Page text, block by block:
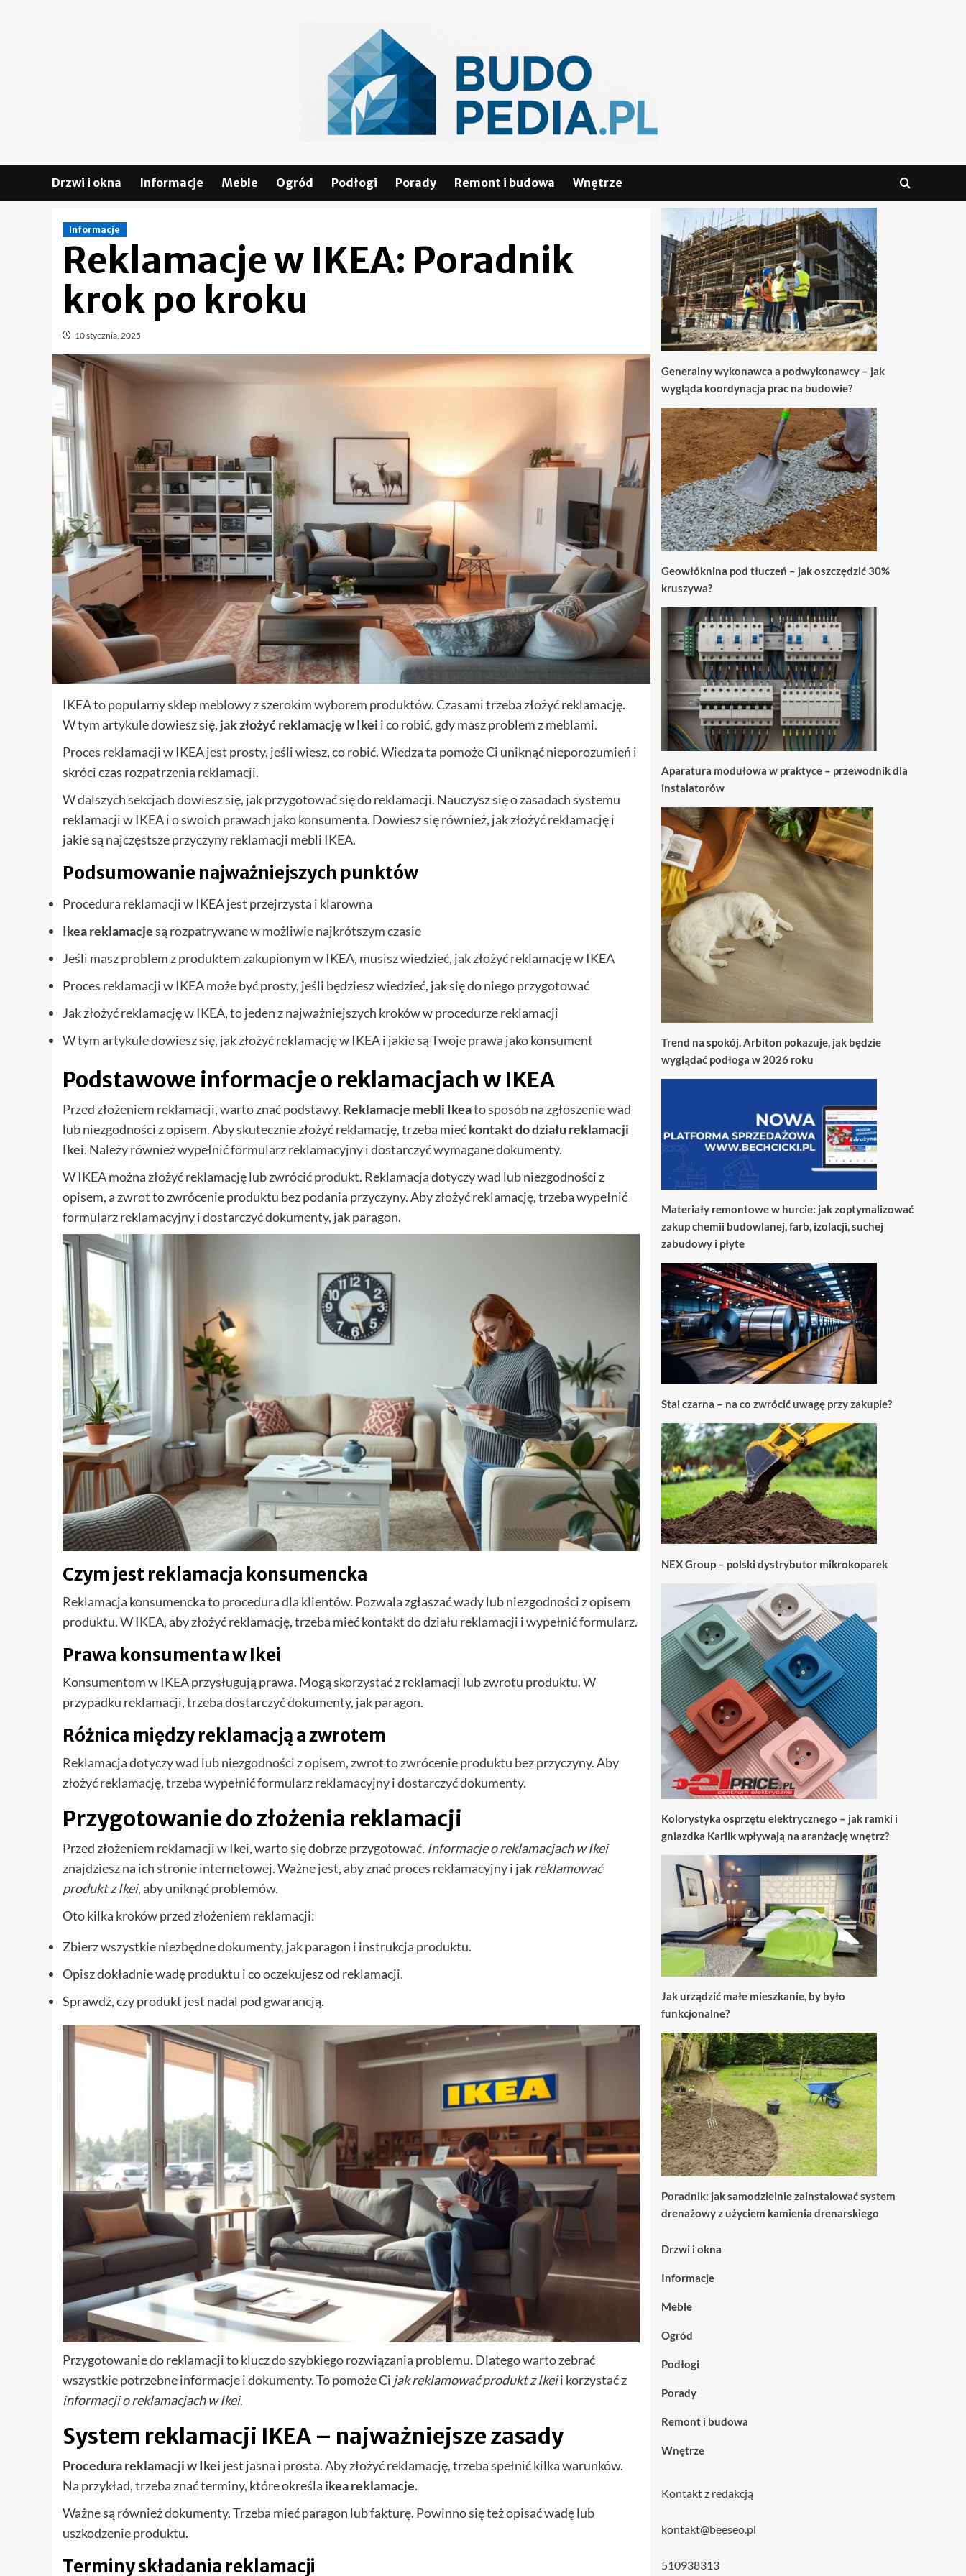
Drzwi i okna Informacje Meble Ogród Podłogi Porady Remont i budowa Wnętrze
Informacje
Reklamacje w IKEA: Poradnik
krok po kroku
10 stycznia, 2025
IKEA to popularny sklep meblowy z szerokim wyborem produktów. Czasami trzeba złożyć reklamację.
W tym artykule dowiesz się, jak złożyć reklamację w Ikei i co robić, gdy masz problem z meblami.
Proces reklamacji w IKEA jest prosty, jeśli wiesz, co robić. Wiedza ta pomoże Ci uniknąć nieporozumień i
skróci czas rozpatrzenia reklamacji.
W dalszych sekcjach dowiesz się, jak przygotować się do reklamacji. Nauczysz się o zasadach systemu
reklamacji w IKEA i o swoich prawach jako konsumenta. Dowiesz się również, jak złożyć reklamację i
jakie są najczęstsze przyczyny reklamacji mebli IKEA.
Podsumowanie najważniejszych punktów
Procedura reklamacji w IKEA jest przejrzysta i klarowna
Ikea reklamacjesą rozpatrywane w możliwie najkrótszym czasie
Jeśli masz problem z produktem zakupionym w IKEA, musisz wiedzieć, jak złożyć reklamację w IKEA
Proces reklamacji w IKEA może być prosty, jeśli będziesz wiedzieć, jak się do niego przygotować
Jak złożyć reklamację w IKEA, to jeden z najważniejszych kroków w procedurze reklamacji
W tym artykule dowiesz się, jak złożyć reklamację w IKEA i jakie są Twoje prawa jako konsument
Podstawowe informacje o reklamacjach w IKEA
Przed złożeniem reklamacji, warto znać podstawy. Reklamacje mebli Ikeato sposób na zgłoszenie wad
lub niezgodności z opisem. Aby skutecznie złożyć reklamację, trzeba miećkontakt do działu reklamacji
Ikei. Należy również wypełnić formularz reklamacyjny i dostarczyć wymagane dokumenty.
W IKEA można złożyć reklamację lub zwrócić produkt. Reklamacja dotyczy wad lub niezgodności z
opisem, a zwrot to zwrócenie produktu bez podania przyczyny. Aby złożyć reklamację, trzeba wypełnić
formularz reklamacyjny i dostarczyć dokumenty, jak paragon.
Czym jest reklamacja konsumencka
Reklamacja konsumencka to procedura dla klientów. Pozwala zgłaszać wady lub niezgodności z opisem
produktu. W IKEA, aby złożyć reklamację, trzeba mieć kontakt do działu reklamacji i wypełnić formularz.
Prawa konsumenta w Ikei
Konsumentom w IKEA przysługują prawa. Mogą skorzystać z reklamacji lub zwrotu produktu. W
przypadku reklamacji, trzeba dostarczyć dokumenty, jak paragon.
Różnica między reklamacją a zwrotem
Reklamacja dotyczy wad lub niezgodności z opisem, zwrot to zwrócenie produktu bez przyczyny. Aby
złożyć reklamację, trzeba wypełnić formularz reklamacyjny i dostarczyć dokumenty.
Przygotowanie do złożenia reklamacji
Przed złożeniem reklamacji w Ikei, warto się dobrze przygotować. Informacje o reklamacjach w Ikei
znajdziesz na ich stronie internetowej. Ważne jest, aby znać proces reklamacyjny i jakreklamować
produkt z Ikei, aby uniknąć problemów.
Oto kilka kroków przed złożeniem reklamacji:
Zbierz wszystkie niezbędne dokumenty, jak paragon i instrukcja produktu.
Opisz dokładnie wadę produktu i co oczekujesz od reklamacji.
Sprawdź, czy produkt jest nadal pod gwarancją.
Przygotowanie do reklamacji to klucz do szybkiego rozwiązania problemu. Dlatego warto zebrać
wszystkie potrzebne informacje i dokumenty. To pomoże Ci jak reklamować produkt z Ikeii korzystać z
informacji o reklamacjach w Ikei.
System reklamacji IKEA – najważniejsze zasady
Procedura reklamacji w Ikei jest jasna i prosta. Aby złożyć reklamację, trzeba spełnić kilka warunków.
Na przykład, trzeba znać terminy, które określa ikea reklamacje.
Ważne są również dokumenty. Trzeba mieć paragon lub fakturę. Powinno się też opisać wadę lub
uszkodzenie produktu.
Terminy składania reklamacji
Generalny wykonawca a podwykonawcy – jak
wygląda koordynacja prac na budowie?
Geowłóknina pod tłuczeń – jak oszczędzić 30%
kruszywa?
Aparatura modułowa w praktyce – przewodnik dla
instalatorów
Trend na spokój. Arbiton pokazuje, jak będzie
wyglądać podłoga w 2026 roku
Materiały remontowe w hurcie: jak zoptymalizować
zakup chemii budowlanej, farb, izolacji, suchej
zabudowy i płyte
Stal czarna – na co zwrócić uwagę przy zakupie?
NEX Group – polski dystrybutor mikrokoparek
Kolorystyka osprzętu elektrycznego – jak ramki i
gniazdka Karlik wpływają na aranżację wnętrz?
Jak urządzić małe mieszkanie, by było
funkcjonalne?
Poradnik: jak samodzielnie zainstalować system
drenażowy z użyciem kamienia drenarskiego
Drzwi i okna
Informacje
Meble
Ogród
Podłogi
Porady
Remont i budowa
Wnętrze
Kontakt z redakcją
kontakt@beeseo.pl
510938313